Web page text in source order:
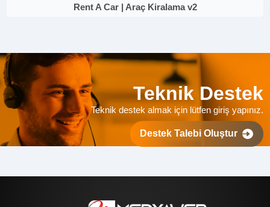
Rent A Car | Araç Kiralama v2
Teknik Destek
Teknik destek almak için lütfen giriş yapınız.
Destek Talebi Oluştur